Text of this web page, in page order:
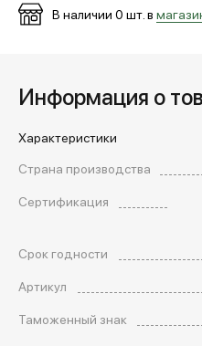
В наличии 0 шт. в
Информация о
Характеристики
Страна производства
Сертификация
Срок годности
Артикул
Таможенный знак